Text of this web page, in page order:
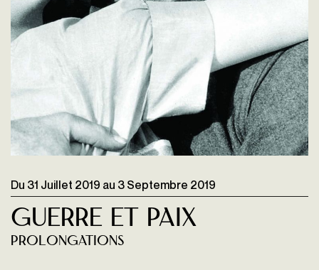
Du 31 Juillet 2019 au 3 Septembre 2019
GUERRE ET PAIX
Prolongations